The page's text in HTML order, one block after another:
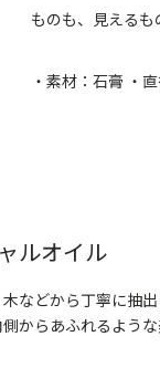
ものも、見えるも
・素材：石膏 ・
ルオイル
などから丁寧に抽出
からあふれるよう